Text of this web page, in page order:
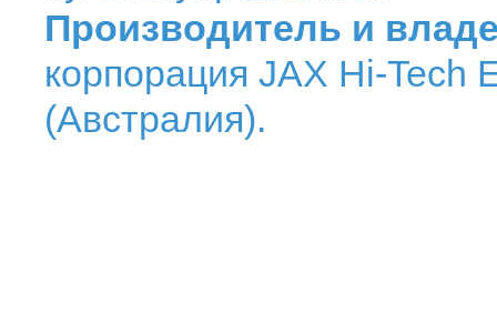
Производитель и
корпорация JAX Hi-Tech
(Австралия).